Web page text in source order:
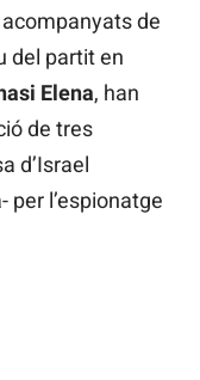
de
del partit en
Elena, han
de tres
d’Israel
per l’espionatge